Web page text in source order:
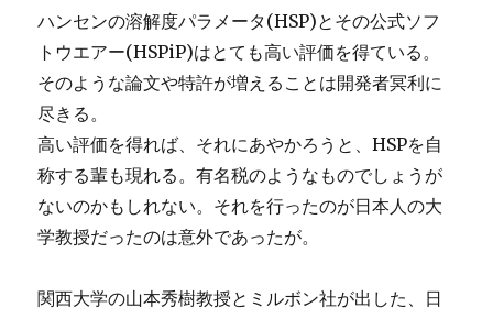
ハンセンの溶解度パラメータ(HSP)とその公式ソフ
トウエアー(HSPiP)はとても高い評価を得ている。
そのような論文や特許が増えることは開発者冥利に
尽きる。
高い評価を得れば、それにあやかろうと、HSPを自
称する輩も現れる。有名税のようなものでしょうが
ないのかもしれない。それを行ったのが日本人の大
学教授だったのは意外であったが。
関西大学の山本秀樹教授とミルボン社が出した、日